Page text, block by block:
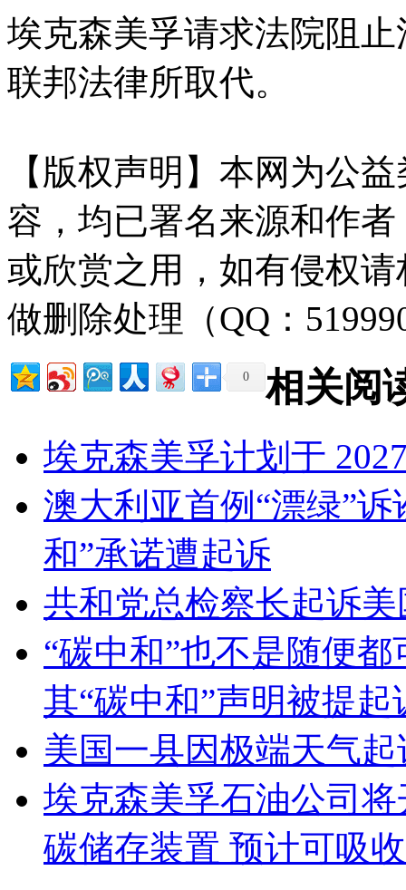
埃克森美孚请求法院阻
联邦法律所取代。
【版权声明】本网为公
容，均已署名来源和作
或欣赏之用，如有侵权
做删除处理（QQ：
0 相关阅
埃克森美孚计划于
澳大利亚首例“漂绿”
和”承诺遭起诉
共和党总检察长起诉
“碳中和”也不是随便
其“碳中和”声明被提起
美国一县因极端天气
埃克森美孚石油公司
碳储存装置 预计可吸